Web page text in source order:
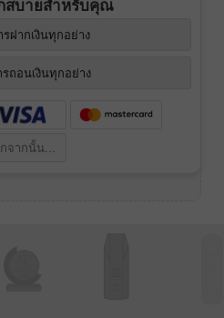
รฝากเงินทุกอย่าง
รถอนเงินทุกอย่าง
จากนั้น...